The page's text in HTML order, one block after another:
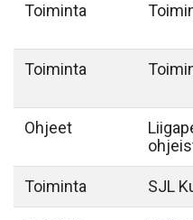
Toiminta
Toiminta
Ohjeet
Toiminta SJL